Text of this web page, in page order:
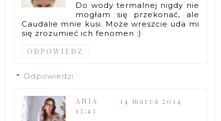
Do wody termalnej nigdy nie
mogłam się przekonać, ale
Caudalie mnie kusi. Może wreszcie uda mi
się zrozumieć ich fenomen :)
ODPOWIEDZ
Odpowiedzi
ANIA
14 marca 2014
13:43